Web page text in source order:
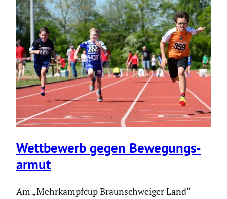
Wettbe­werb gegen Bewegungs­
armut
Am „Mehrkampfcup Braun­schweiger Land“